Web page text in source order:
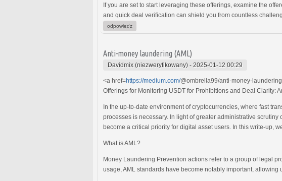
If you are set to start leveraging these offerings, examine the
and quick deal verification can shield you from countless
odpowiedz
Anti-money laundering (AML)
Davidmix (niezweryfikowany) - 2025-01-12 00:29
<a href=https://medium.com/@ombrella99/anti-money-
Offerings for Monitoring USDT for Prohibitions and Deal Clarity:
In the up-to-date environment of cryptocurrencies, where fast
processes is necessary. In light of greater administrative
become a critical priority for digital asset users. In this write-up,
What is AML?
Money Laundering Prevention actions refer to a group of legal
usage, AML standards have become notably important,